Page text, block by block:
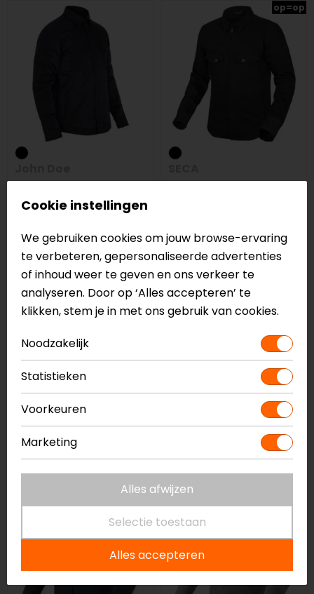
219,00
op=op
REV'IT!
Tracer Air 3 Motorjas
op=op
John Doe
Cookie instellingen
We gebruiken cookies om jouw browse-ervaring
te verbeteren, gepersonaliseerde advertenties
of inhoud weer te geven en ons verkeer te
analyseren. Door op ‘Alles accepteren’ te
klikken, stem je in met ons gebruik van cookies.
Noodzakelijk
Statistieken
Voorkeuren
Marketing
Alles afwijzen
Selectie toestaan
Alles accepteren